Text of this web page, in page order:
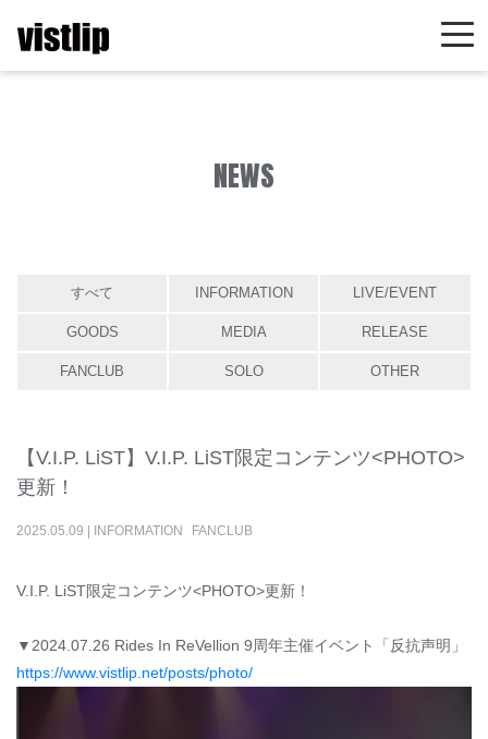
NEWS
すべて INFORMATION LIVE/EVENT
GOODS MEDIA RELEASE
FANCLUB SOLO OTHER
【V.I.P. LiST】V.I.P. LiST限定コンテンツ<PHOTO>
更新！
2025.05.09 INFORMATION FANCLUB
V.I.P. LiST限定コンテンツ<PHOTO>更新！
▼2024.07.26 Rides In ReVellion 9周年主催イベント「反抗声明」
https://www.vistlip.net/posts/photo/